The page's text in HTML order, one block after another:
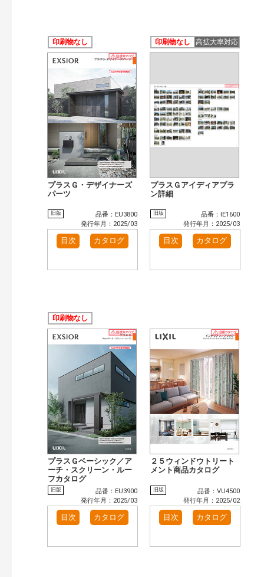
印刷物なし
プラスＧ・デザイナーズ
パーツ
旧版
品番：EU3800
発行年月：2025/03
目次 カタログ
印刷物なし 高拡大率対応
プラスＧアイディアプラ
ン詳細
旧版
品番：IE1600
発行年月：2025/03
目次 カタログ
印刷物なし
プラスＧベーシック／ア
ーチ・スクリーン・ルー
フカタログ
旧版
品番：EU3900
発行年月：2025/03
目次 カタログ
２５ウィンドウトリート
メント商品カタログ
旧版
品番：VU4500
発行年月：2025/02
目次 カタログ